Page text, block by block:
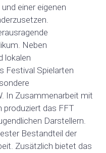
einer eigenen
Neben
lokalen
Festival Spielarten
In Zusammenarbeit mit
produziert das FFT
Darstellern.
Bestandteil der
Zusätzlich bietet das